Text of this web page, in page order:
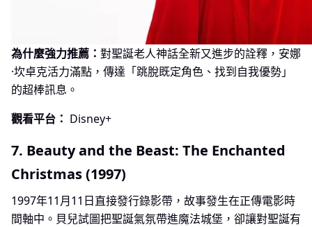
為什麼強力推薦： 對聖誕老人神話全新又進步的詮釋，安娜
·坎卓克活力滿點，傳達「跳脫既定角色、找到自我優勢」
的超棒訊息。
觀看平台： Disney+
7. Beauty and the Beast: The Enchanted
Christmas (1997)
1997年11月11日直接發行錄影帶，故事發生在正傳電影時
間軸中。貝兒試圖把聖誕氣氛帶進魔法城堡，卻讓對聖誕有